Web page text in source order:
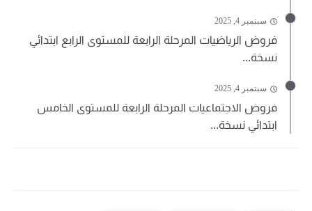
سبتمبر 4, 2025
فروض الرياضيات المرحلة الرابعة للمستوى الرابع ابتدائي
نسخة...
سبتمبر 4, 2025
فروض الاجتماعيات المرحلة الرابعة للمستوى الخامس
ابتدائي نسخة...